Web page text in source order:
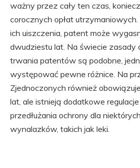
ważny przez cały ten czas,
corocznych opłat
ich uiszczenia, patent może
dwudziestu lat. Na świecie zasady
trwania patentów są podobne,
występować pewne różnice. Na
Zjednoczonych również
lat, ale istnieją dodatkowe
przedłużania ochrony dla
wynalazków, takich jak leki.